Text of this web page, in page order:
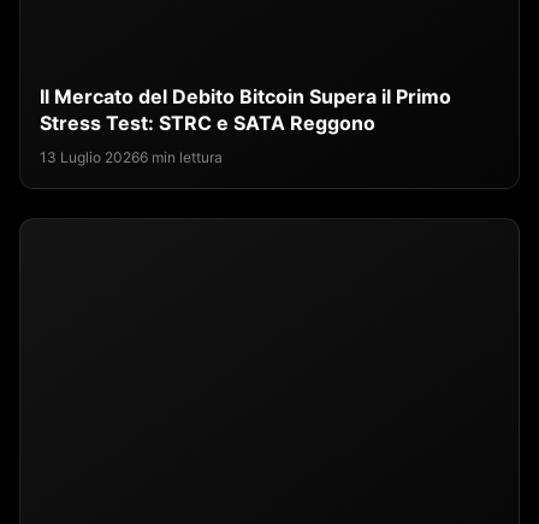
Il Mercato del Debito Bitcoin Supera il Primo
Stress Test: STRC e SATA Reggono
13 Luglio 20266 min lettura